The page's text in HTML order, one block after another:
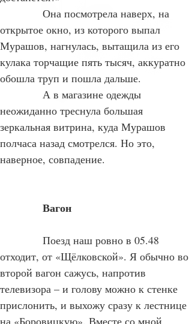
достанется?»
Она посмотрела наверх, на
открытое окно, из которого выпал
Мурашов, нагнулась, вытащила из его
кулака торчащие пять тысяч, аккуратно
обошла труп и пошла дальше.
А в магазине одежды
неожиданно треснула большая
зеркальная витрина, куда Мурашов
полчаса назад смотрелся. Но это,
наверное, совпадение.
Поезд наш ровно в 05.48
отходит, от «Щёлковской». Я обычно во
второй вагон сажусь, напротив
телевизора – и голову можно к стенке
прислонить, и выхожу сразу к лестнице